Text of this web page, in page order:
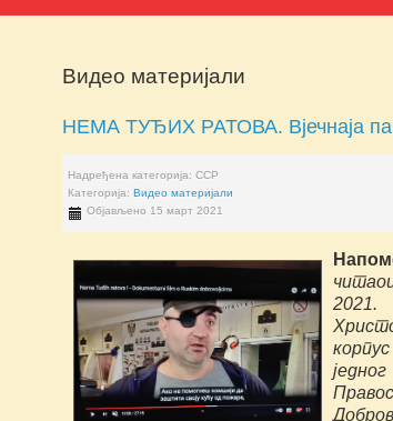
Видео материјали
НЕМА ТУЂИХ РАТОВА. Вјечнаја
Надређена категорија:ССР
Категорија:Видео материјали
Објављено 15 март 2021